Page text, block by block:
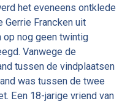
het eveneens ontklede
Gerrie Francken uit
op nog geen twintig
Vanwege de
tussen de vindplaatsen
was tussen de twee
Een 18-jarige vriend van